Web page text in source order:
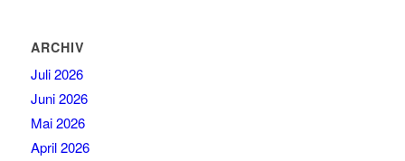
ARCHIV
Juli 2026
Juni 2026
Mai 2026
April 2026